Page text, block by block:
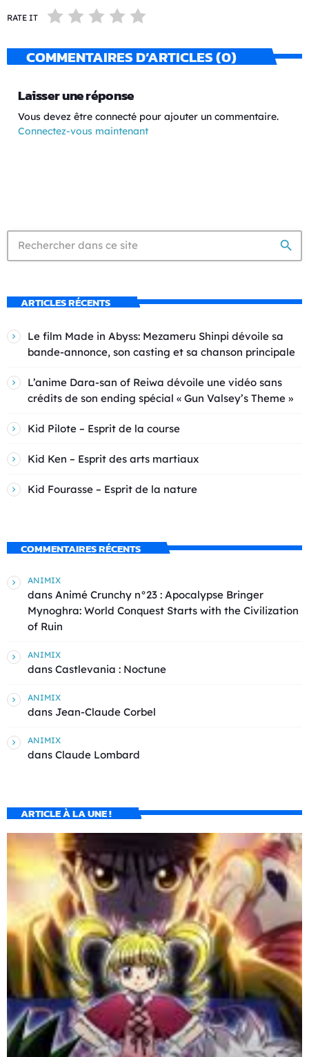
RATE IT
COMMENTAIRES D’ARTICLES (0)
Laisser une réponse
Vous devez être connecté pour ajouter un commentaire.
Connectez-vous maintenant
search
ARTICLES RÉCENTS
Le film Made in Abyss: Mezameru Shinpi dévoile sa
bande-annonce, son casting et sa chanson principale
L’anime Dara-san of Reiwa dévoile une vidéo sans
crédits de son ending spécial « Gun Valsey’s Theme »
Kid Pilote – Esprit de la course
Kid Ken – Esprit des arts martiaux
Kid Fourasse – Esprit de la nature
COMMENTAIRES RÉCENTS
ANIMIX
dans Animé Crunchy n°23 : Apocalypse Bringer
Mynoghra: World Conquest Starts with the Civilization
of Ruin
ANIMIX
dans Castlevania : Noctune
ANIMIX
dans Jean-Claude Corbel
ANIMIX
dans Claude Lombard
ARTICLE À LA UNE !